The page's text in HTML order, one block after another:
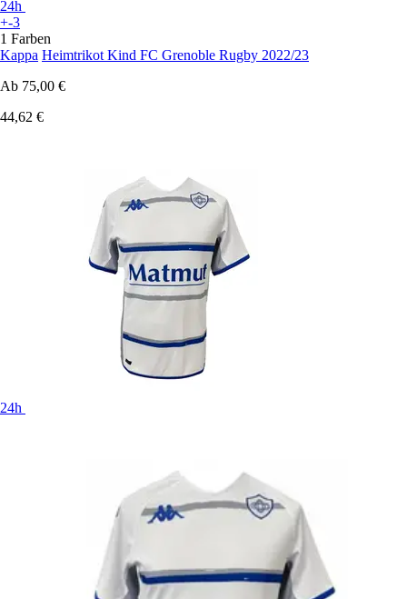
24h
+-3
1 Farben
Kappa Heimtrikot Kind FC Grenoble Rugby 2022/23
Ab 75,00 €
44,62 €
24h